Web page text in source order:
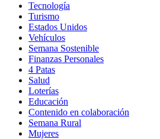
Tecnología
Turismo
Estados Unidos
Vehículos
Semana Sostenible
Finanzas Personales
4 Patas
Salud
Loterías
Educación
Contenido en colaboración
Semana Rural
Mujeres